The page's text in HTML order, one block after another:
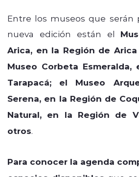
Entre los museos que serán
nueva edición están el
Arica, en la Región de
Museo Corbeta Esmeralda,
Tarapacá; el Museo
Serena, en la Región de
Natural, en la Región de
otros.
Para conocer la agenda